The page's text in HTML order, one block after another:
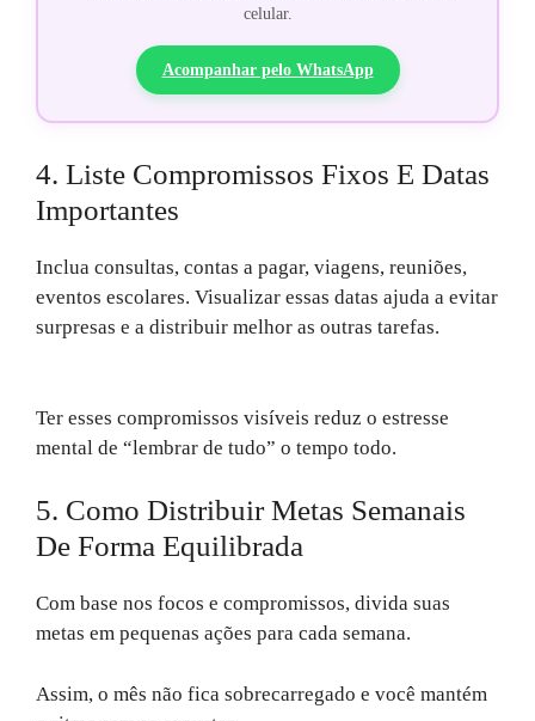
celular.
Acompanhar pelo WhatsApp
4. Liste Compromissos Fixos E Datas
Importantes
Inclua consultas, contas a pagar, viagens, reuniões,
eventos escolares. Visualizar essas datas ajuda a evitar
surpresas e a distribuir melhor as outras tarefas.
Ter esses compromissos visíveis reduz o estresse
mental de “lembrar de tudo” o tempo todo.
5. Como Distribuir Metas Semanais
De Forma Equilibrada
Com base nos focos e compromissos, divida suas
metas em pequenas ações para cada semana.
Assim, o mês não fica sobrecarregado e você mantém